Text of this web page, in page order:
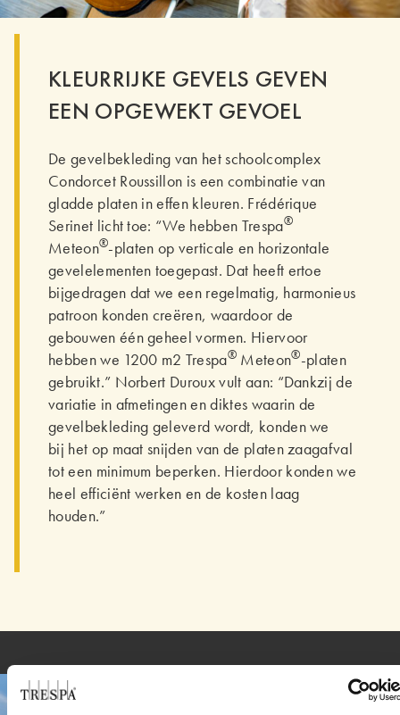
KLEURRIJKE GEVELS GEVEN
EEN OPGEWEKT GEVOEL
De gevelbekleding van het schoolcomplex
Condorcet Roussillon is een combinatie van
gladde platen in effen kleuren. Frédérique
Serinet licht toe: “We hebben Trespa®
Meteon®-platen op verticale en horizontale
gevelelementen toegepast. Dat heeft ertoe
bijgedragen dat we een regelmatig, harmonieus
patroon konden creëren, waardoor de
gebouwen één geheel vormen. Hiervoor
hebben we 1200 m2 Trespa® Meteon®-platen
gebruikt.” Norbert Duroux vult aan: “Dankzij de
variatie in afmetingen en diktes waarin de
gevelbekleding geleverd wordt, konden we
bij het op maat snijden van de platen zaagafval
tot een minimum beperken. Hierdoor konden we
heel efficiënt werken en de kosten laag
houden.”